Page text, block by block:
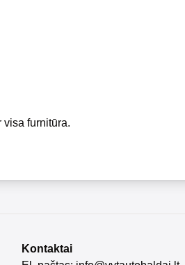
furnitūra.
Kontaktai